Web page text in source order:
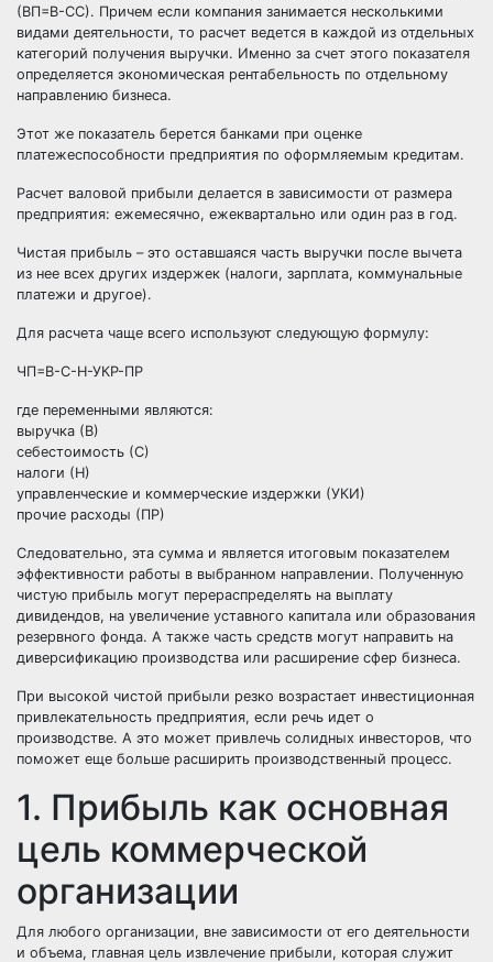
(ВП=В-СС). Причем если компания занимается несколькими
видами деятельности, то расчет ведется в каждой из отдельных
категорий получения выручки. Именно за счет этого показателя
определяется экономическая рентабельность по отдельному
направлению бизнеса.
Этот же показатель берется банками при оценке
платежеспособности предприятия по оформляемым кредитам.
Расчет валовой прибыли делается в зависимости от размера
предприятия: ежемесячно, ежеквартально или один раз в год.
Чистая прибыль – это оставшаяся часть выручки после вычета
из нее всех других издержек (налоги, зарплата, коммунальные
платежи и другое).
Для расчета чаще всего используют следующую формулу:
ЧП=В-С-Н-УКР-ПР
где переменными являются:
выручка (В)
себестоимость (С)
налоги (Н)
управленческие и коммерческие издержки (УКИ)
прочие расходы (ПР)
Следовательно, эта сумма и является итоговым показателем
эффективности работы в выбранном направлении. Полученную
чистую прибыль могут перераспределять на выплату
дивидендов, на увеличение уставного капитала или образования
резервного фонда. А также часть средств могут направить на
диверсификацию производства или расширение сфер бизнеса.
При высокой чистой прибыли резко возрастает инвестиционная
привлекательность предприятия, если речь идет о
производстве. А это может привлечь солидных инвесторов, что
поможет еще больше расширить производственный процесс.
1. Прибыль как основная
цель коммерческой
организации
Для любого организации, вне зависимости от его деятельности
и объема, главная цель извлечение прибыли, которая служит